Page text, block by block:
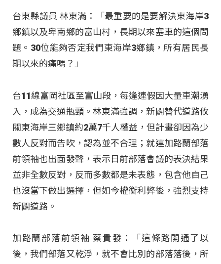
台東縣議員 林東滿：「最重要的是要解決東海岸3
鄉鎮以及卑南鄉的富山村，長期以來塞車的這個問
題。30位能夠否定我們東海岸3鄉鎮，所有居民長
期以來的痛嗎？」
台11線富岡社區至富山段，每逢連假因大量車潮湧
入，成為交通瓶頸。林東滿強調，新闢替代道路攸
關東海岸三鄉鎮約2萬7千人權益，但計畫卻因為少
數人反對而告吹，認為並不合理；就連加路蘭部落
前領袖也出面發聲，表示日前部落會議的表決結果
並非全數反對，反而多數都是未表態，包含他自己
也沒當下做出選擇，但如今權衡利弊後，強烈支持
新闢道路。
加路蘭部落前領袖 蔡貴發：「這條路開通了以
後，我們部落又乾淨，就不會比別的部落落後，所